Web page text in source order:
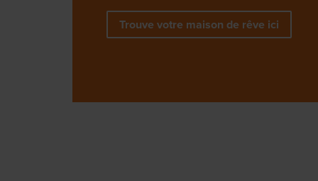
Trouve votre maison de rêve ici